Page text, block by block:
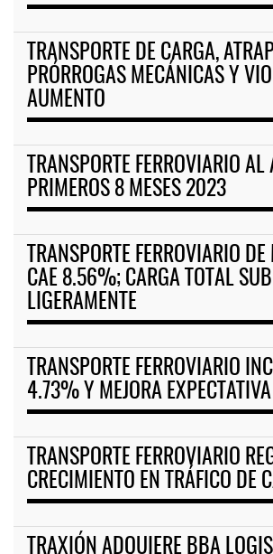
TRANSPORTE DE CARGA,
PRÓRROGAS MECÁNICAS Y
AUMENTO
TRANSPORTE FERROVIARIO AL
PRIMEROS 8 MESES 2023
TRANSPORTE FERROVIARIO
CAE 8.56%; CARGA TOTAL
LIGERAMENTE
TRANSPORTE FERROVIARIO
4.73% Y MEJORA
TRANSPORTE FERROVIARIO
CRECIMIENTO EN TRÁFICO DE
TRAXIÓN ADQUIERE BBA